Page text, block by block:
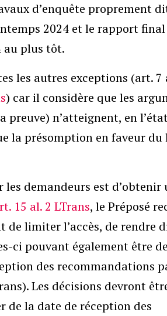
d’enquête proprement
2024 et le rapport final
au plus tôt.
les autres exceptions (art. 7
) car il considère que les
n’atteignent, en
la présomption en faveur du
demandeurs est d’obtenir
15 al. 2 LTrans, le Préposé
de limiter l’accès, de rendre
ci pouvant également être
des recommandations
Les décisions devront
de la date de réception des